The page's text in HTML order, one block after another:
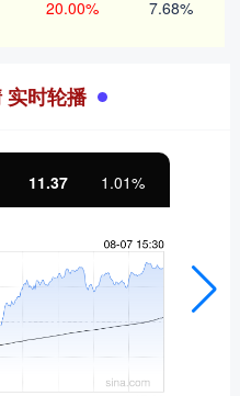
20.00% 7.68%
实时轮播
11.37 1.01%